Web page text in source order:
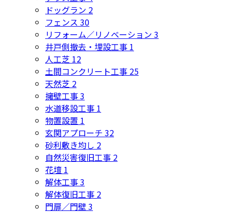
ドッグラン 2
フェンス 30
リフォーム／リノベーション 3
井戸側撤去・埋設工事 1
人工芝 12
土間コンクリート工事 25
天然芝 2
擁壁工事3
水道移設工事 1
物置設置 1
玄関アプローチ 32
砂利敷き均し 2
自然災害復旧工事 2
花壇 1
解体工事3
解体復旧工事 2
門扉／門壁3